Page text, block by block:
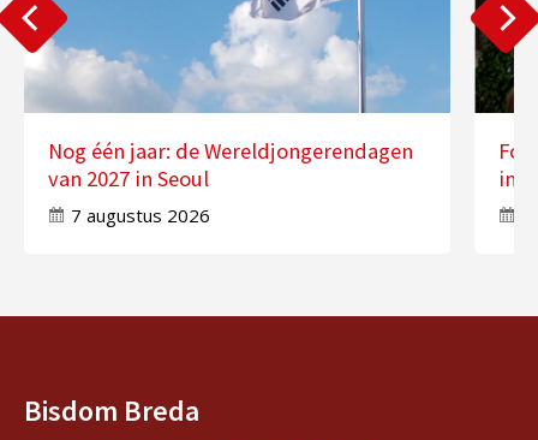
Nog één jaar: de Wereldjongerendagen
van 2027 in Seoul
7 augustus 2026
in
Bisdom Breda